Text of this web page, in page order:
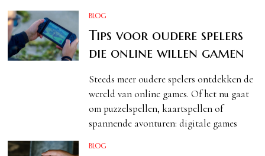
BLOG
Tips voor oudere spelers
die online willen gamen
Steeds meer oudere spelers ontdekken de
wereld van online games. Of het nu gaat
om puzzelspellen, kaartspellen of
spannende avonturen: digitale games
BLOG